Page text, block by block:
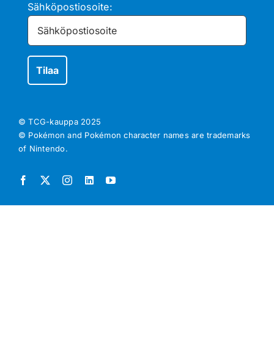
Sähköpostiosoite:
© TCG-kauppa 2025
© Pokémon and Pokémon character names are trademarks
of Nintendo.